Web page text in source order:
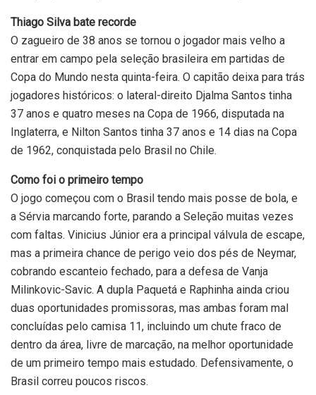
Thiago Silva bate recorde
O zagueiro de 38 anos se tornou o jogador mais velho a
entrar em campo pela seleção brasileira em partidas de
Copa do Mundo nesta quinta-feira. O capitão deixa para trás
jogadores históricos: o lateral-direito Djalma Santos tinha
37 anos e quatro meses na Copa de 1966, disputada na
Inglaterra, e Nilton Santos tinha 37 anos e 14 dias na Copa
de 1962, conquistada pelo Brasil no Chile.
Como foi o primeiro tempo
O jogo começou com o Brasil tendo mais posse de bola, e
a Sérvia marcando forte, parando a Seleção muitas vezes
com faltas. Vinicius Júnior era a principal válvula de escape,
mas a primeira chance de perigo veio dos pés de Neymar,
cobrando escanteio fechado, para a defesa de Vanja
Milinkovic-Savic. A dupla Paquetá e Raphinha ainda criou
duas oportunidades promissoras, mas ambas foram mal
concluídas pelo camisa 11, incluindo um chute fraco de
dentro da área, livre de marcação, na melhor oportunidade
de um primeiro tempo mais estudado. Defensivamente, o
Brasil correu poucos riscos.